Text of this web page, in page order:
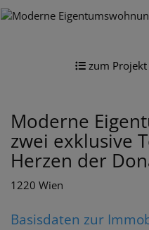
zum Projekt
Moderne
zwei exklusive
Herzen der
1220 Wien
Basisdaten zur